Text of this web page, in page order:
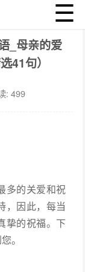
☰
_母亲的爱
41句）
: 499
多的关爱和祝
，因此，每当
挚的祝福。下
。